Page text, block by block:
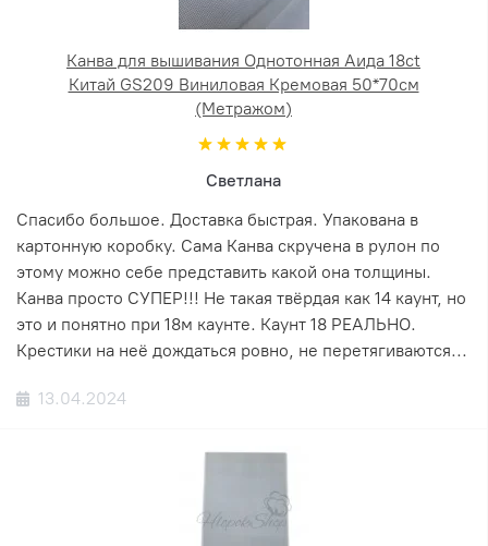
Канва для вышивания Однотонная Аида 18ct
Китай GS209 Виниловая Кремовая 50*70см
(Метражом)
Светлана
Спасибо большое. Доставка быстрая. Упакована в
картонную коробку. Сама Канва скручена в рулон по
этому можно себе представить какой она толщины.
Канва просто СУПЕР!!! Не такая твёрдая как 14 каунт, но
это и понятно при 18м каунте. Каунт 18 РЕАЛЬНО.
Крестики на неё дождаться ровно, не перетягиваются...
13.04.2024